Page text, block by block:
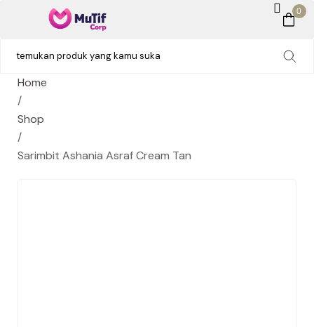
0
Home
/
Shop
/
Sarimbit Ashania Asraf Cream Tan